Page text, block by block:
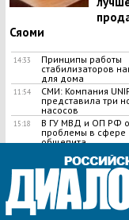
Сяоми
14:33
Принципы работы
стабилизаторов
для дома
11:54
СМИ: Компания
представила три
насосов
15:18
В ГУ МВД и ОП РФ
проблемы в сфере
общепита
ВСЕ